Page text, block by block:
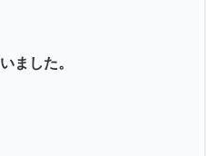
ました。